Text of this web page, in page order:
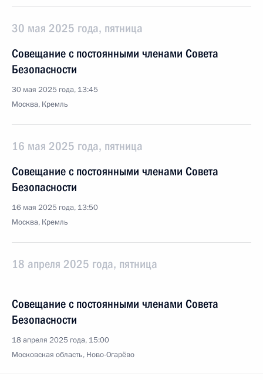
30 мая 2025 года, пятница
Совещание с постоянными членами Совета
Безопасности
30 мая 2025 года, 13:45
Москва, Кремль
16 мая 2025 года, пятница
Совещание с постоянными членами Совета
Безопасности
16 мая 2025 года, 13:50
Москва, Кремль
18 апреля 2025 года, пятница
Совещание с постоянными членами Совета
Безопасности
18 апреля 2025 года, 15:00
Московская область, Ново-Огарёво